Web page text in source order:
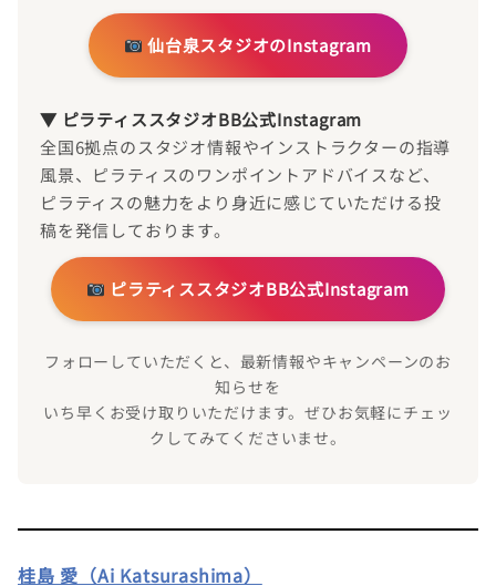
仙台泉スタジオのInstagram
▼ ピラティススタジオBB公式Instagram
全国6拠点のスタジオ情報やインストラクターの指導
風景、ピラティスのワンポイントアドバイスなど、
ピラティスの魅力をより身近に感じていただける投
稿を発信しております。
ピラティススタジオBB公式Instagram
フォローしていただくと、最新情報やキャンペーンのお
知らせを
いち早くお受け取りいただけます。ぜひお気軽にチェッ
クしてみてくださいませ。
桂島 愛（Ai Katsurashima）